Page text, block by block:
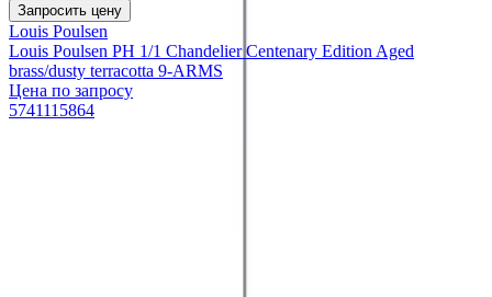
Запросить цену
Louis Poulsen
Louis Poulsen PH 1/1 Chandelier Centenary Edition Aged
brass/dusty terracotta 9-ARMS
Цена по запросу
5741115864